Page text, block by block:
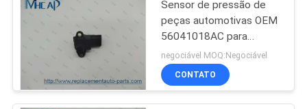
Auto pastilhas dos
travões
Sensor de pressão de
peças automotivas OEM
56041018AC para
Chrysler Dodge Jeep
negociável MOQ:Negociável
CONTATO